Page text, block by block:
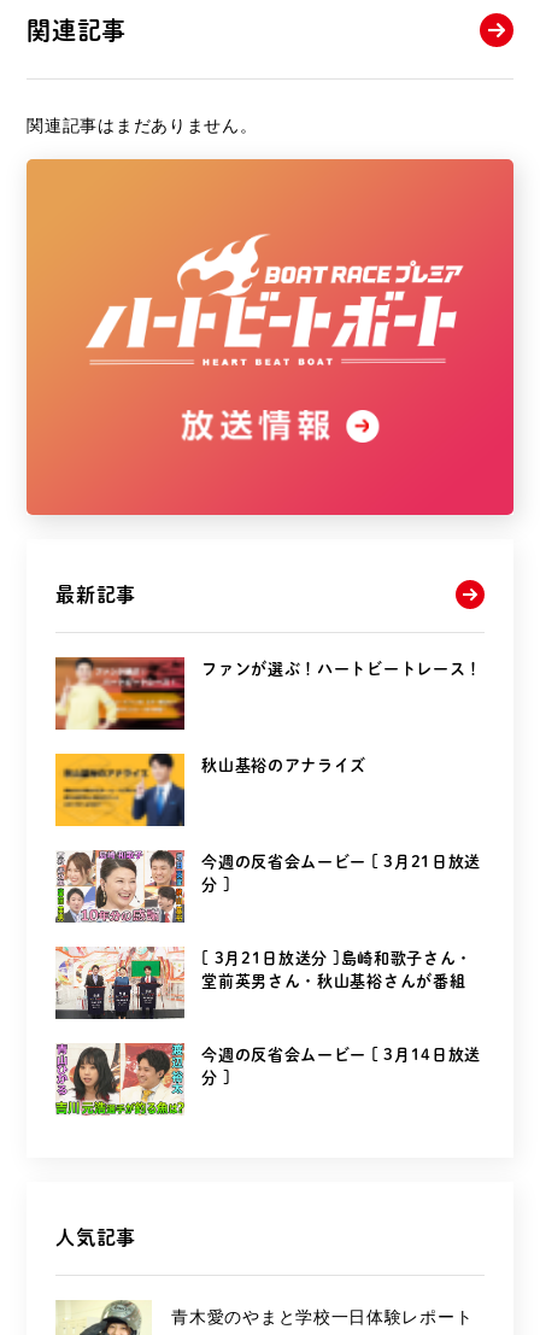
関連記事
関連記事はまだありません。
最新記事
ファンが選ぶ！ハートビートレース！
秋山基裕のアナライズ
今週の反省会ムービー [ 3月21日放送
分 ]
[ 3月21日放送分 ]島崎和歌子さん・
堂前英男さん・秋山基裕さんが番組
今週の反省会ムービー [ 3月14日放送
分 ]
人気記事
青木愛のやまと学校一日体験レポート